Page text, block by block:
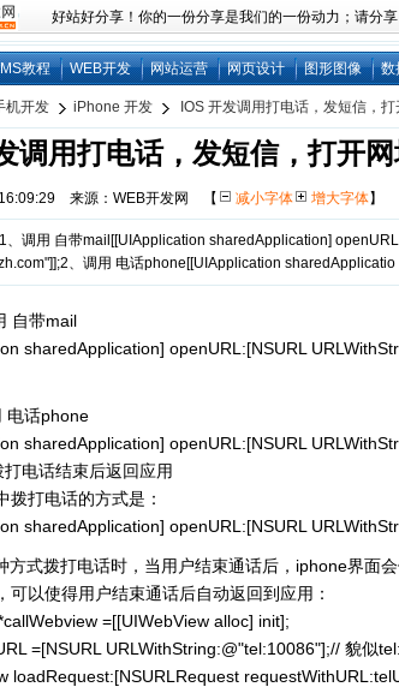
好站好分享！你的一份分享是我们的一份动力；请分享
教程 WEB开发 网站运营 网页设计 图形图像 数
机开发 iPhone 开发 IOS 开发调用打电话，发短信，打
调用打电话，发短信，打开
来源：WEB开发网 【 减小字体 增大字体
1、调用 自带mail[[UIApplication sharedApplication]
、调用 电话phone[[UIApplication sharedApplicatio
自带mail
sharedApplication] openURL:[NSURL
电话phone
sharedApplication] openURL:[NSURL
电话结束后返回应用
拨打电话的方式是：
sharedApplication] openURL:[NSURL
方式拨打电话时，当用户结束通话后，iphone界面会
可以使得用户结束通话后自动返回到应用：
=[[UIWebView alloc] init];
=[NSURL URLWithString:@"tel:10086"];// 貌似
loadRequest:[NSURLRequest